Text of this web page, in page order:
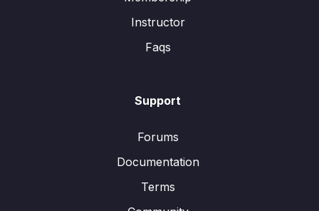
Instructor
Faqs
Support
Forums
Documentation
Terms